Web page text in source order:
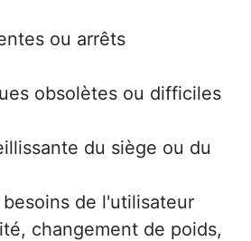
ou arrêts
obsolètes ou difficiles
du siège ou du
de l'utilisateur
changement de poids,